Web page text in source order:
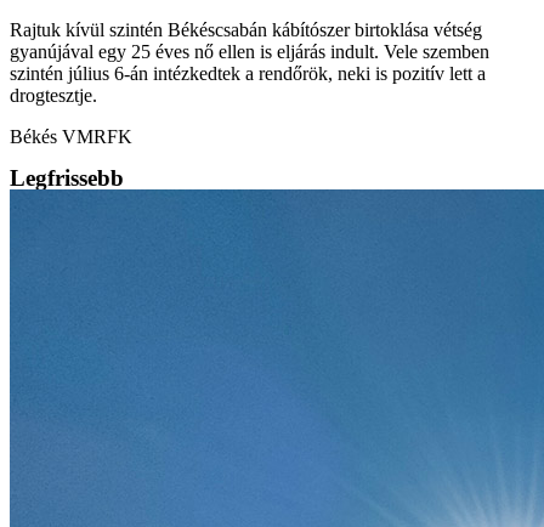
Rajtuk kívül szintén Békéscsabán kábítószer birtoklása vétség
gyanújával egy 25 éves nő ellen is eljárás indult. Vele szemben
szintén július 6-án intézkedtek a rendőrök, neki is pozitív lett a
drogtesztje.
Békés VMRFK
Legfrissebb